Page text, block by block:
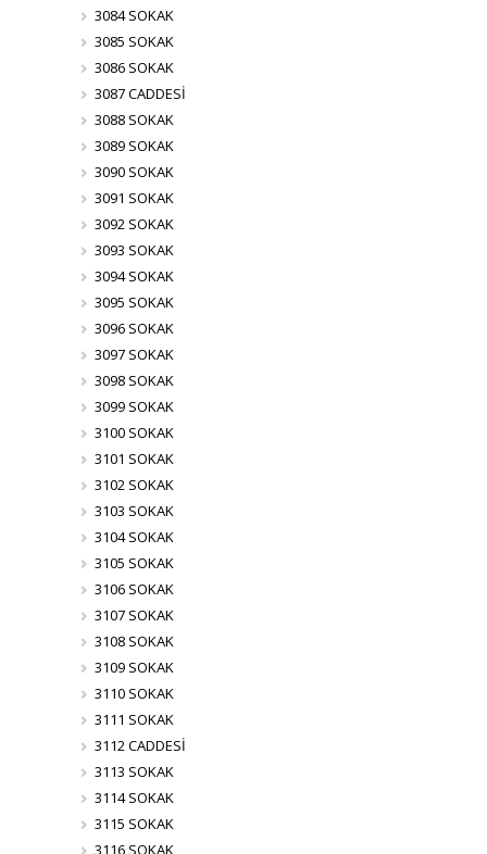
3084 SOKAK
3085 SOKAK
3086 SOKAK
3087 CADDESİ
3088 SOKAK
3089 SOKAK
3090 SOKAK
3091 SOKAK
3092 SOKAK
3093 SOKAK
3094 SOKAK
3095 SOKAK
3096 SOKAK
3097 SOKAK
3098 SOKAK
3099 SOKAK
3100 SOKAK
3101 SOKAK
3102 SOKAK
3103 SOKAK
3104 SOKAK
3105 SOKAK
3106 SOKAK
3107 SOKAK
3108 SOKAK
3109 SOKAK
3110 SOKAK
3111 SOKAK
3112 CADDESİ
3113 SOKAK
3114 SOKAK
3115 SOKAK
3116 SOKAK